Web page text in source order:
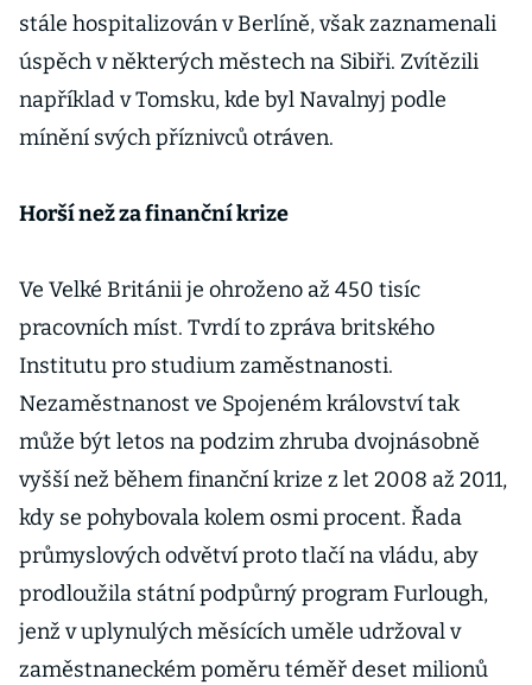
stále hospitalizován v Berlíně, však zaznamenali
úspěch v některých městech na Sibiři. Zvítězili
například v Tomsku, kde byl Navalnyj podle
mínění svých příznivců otráven.
Horší než za finanční krize
Ve Velké Británii je ohroženo až 450 tisíc
pracovních míst. Tvrdí to zpráva britského
Institutu pro studium zaměstnanosti.
Nezaměstnanost ve Spojeném království tak
může být letos na podzim zhruba dvojnásobně
vyšší než během finanční krize z let 2008 až 2011,
kdy se pohybovala kolem osmi procent. Řada
průmyslových odvětví proto tlačí na vládu, aby
prodloužila státní podpůrný program Furlough,
jenž v uplynulých měsících uměle udržoval v
zaměstnaneckém poměru téměř deset milionů